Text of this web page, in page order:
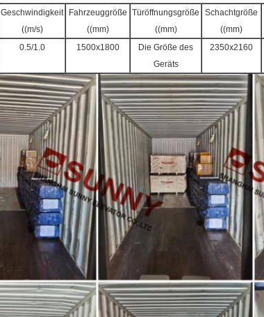
Geschwindigkeit
((m/s)
Fahrzeuggröße
((mm)
Türöffnungsgröße
((mm)
Schachtgröße
((mm)
0.5/1.0 1500x1800
Die Größe des
Geräts
2350x2160